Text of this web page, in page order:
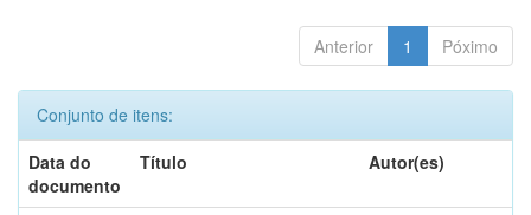
Anterior 1 Póximo
Conjunto de itens:
Data do
documento
Título Autor(es)